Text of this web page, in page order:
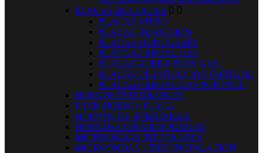
PLACAS DE COCINA  
PLACAS VITRO
PLACAS INDUCCION
PLACAS MODULARES
PLACAS CRISTAL GAS
PLACAS ACERO INOX GAS
PLACAS DE INDUCCION PORTATIL
PLACAS CRISTAL GAS PORTATIL
HORNOS INTEGRABLES
PACK HORNO+PLACA
HORNOS DE SOBREMESA
HORNOS CON MICROONDAS
MICROONDAS INTEGRABLE
MICROONDAS LIBRE INSTALACION